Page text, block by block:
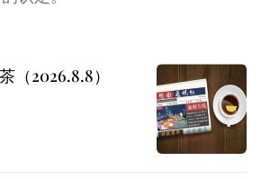
（2026.8.8）